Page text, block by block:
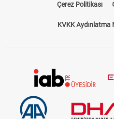
Çerez Politikası
KVKK Aydınlatma